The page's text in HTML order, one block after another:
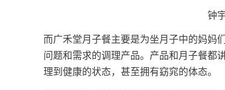
钟
而广禾堂月子餐主要是为坐月子中的妈妈
问题和需求的调理产品。产品和月子餐都
理到健康的状态，甚至拥有窈窕的体态。